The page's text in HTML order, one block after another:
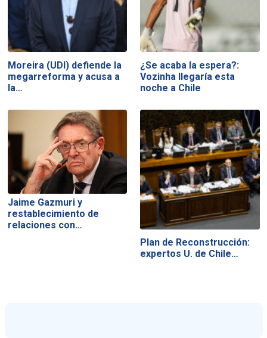
Moreira (UDI) defiende la
megarreforma y acusa a
la…
¿Se acaba la espera?:
Vozinha llegaría esta
noche a Chile
Jaime Gazmuri y
restablecimiento de
relaciones con…
Plan de Reconstrucción:
expertos U. de Chile…